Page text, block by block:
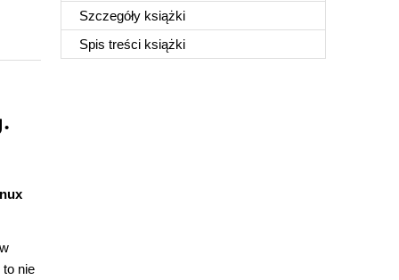
Szczegóły książki
Spis treści książki
nie